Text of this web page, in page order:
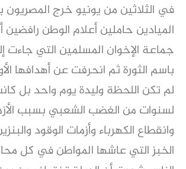
في الثلاثين من يونيو خرج المصريون
الميادين حاملين أعلام الوطن
جماعة الإخوان المسلمين التي جاءت
باسم الثورة ثم انحرفت عن أهدافها
لم تكن اللحظة وليدة يوم واحد بل
لسنوات من الغضب الشعبي بسبب
وانقطاع الكهرباء وأزمات الوقود
الخبز التي عاشها المواطن في كل